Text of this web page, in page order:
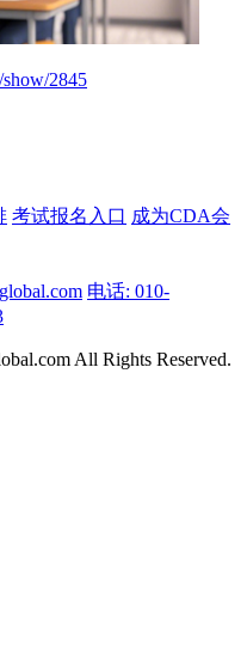
show/2845
考试报名入口 成为CDA会
电话: 010-
All Rights Reserved.